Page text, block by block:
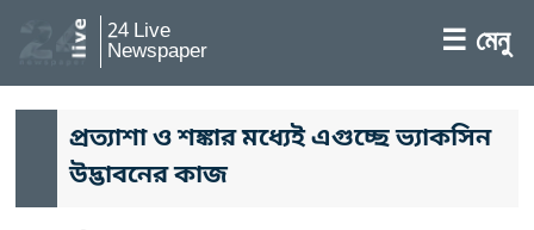
24 Live
Newspaper ☰ মেনু
প্রত্যাশা ও শঙ্কার মধ্যেই এগুচ্ছে ভ্যাকসিন
উদ্ভাবনের কাজ